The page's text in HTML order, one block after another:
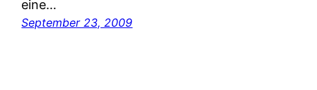
eine…
September 23, 2009